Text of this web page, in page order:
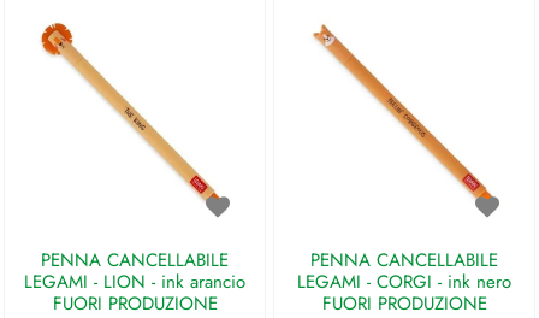
PENNA CANCELLABILE
LEGAMI - LION - ink arancio
FUORI PRODUZIONE
PENNA CANCELLABILE
LEGAMI - CORGI - ink nero
FUORI PRODUZIONE